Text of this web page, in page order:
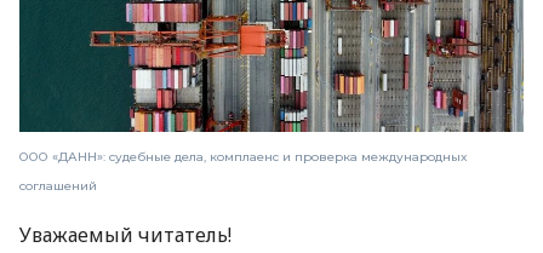
ООО «ДАНН»: судебные дела, комплаенс и проверка международных
соглашений
Уважаемый читатель!